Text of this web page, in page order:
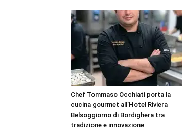
Chef Tommaso Occhiati porta la
cucina gourmet all’Hotel Riviera
Belsoggiorno di Bordighera tra
tradizione e innovazione